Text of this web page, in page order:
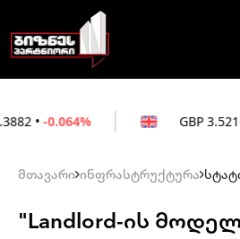
3.5216 • -0.227%
მთავარი ინფრასტრუქტურა
"Landlord-ის